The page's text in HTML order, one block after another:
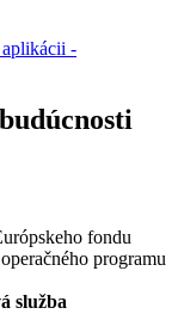
-
fondu
programu
služba